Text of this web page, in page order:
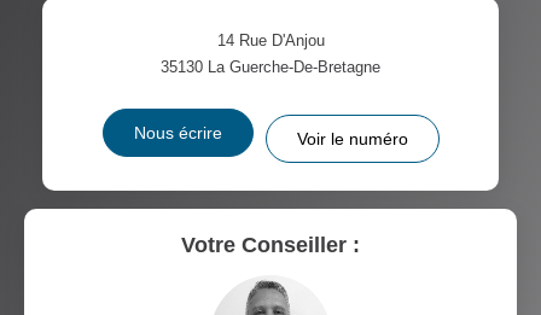
14 Rue D'Anjou
35130 La Guerche-De-Bretagne
Nous écrire Voir le numéro
Votre Conseiller :